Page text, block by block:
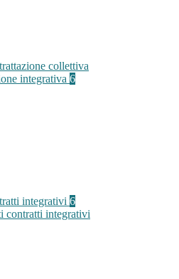
collettiva
integrativa 6
integrativi 6
contratti integrativi